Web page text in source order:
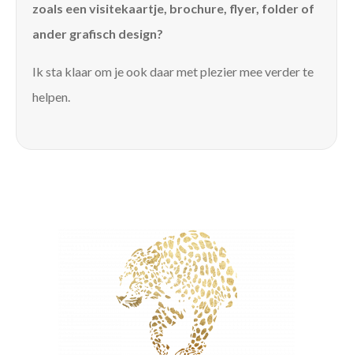
zoals een visitekaartje, brochure, flyer, folder of
ander grafisch design?
Ik sta klaar om je ook daar met plezier mee verder te
helpen.